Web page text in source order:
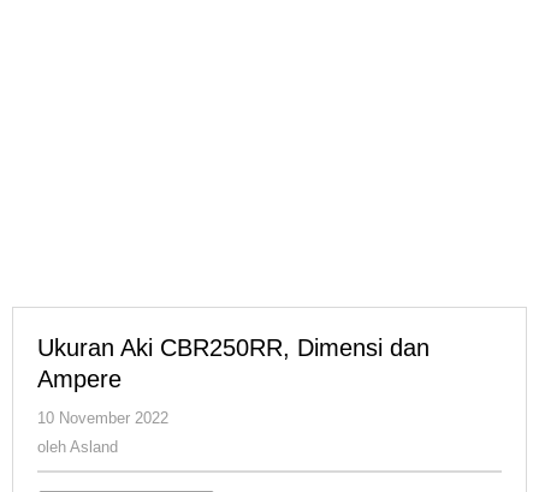
Ukuran Aki CBR250RR, Dimensi dan
Ampere
10 November 2022
oleh Asland